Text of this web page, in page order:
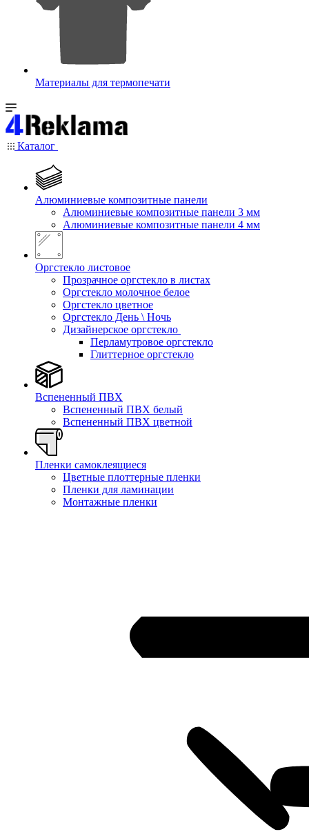
Материалы для термопечати
Каталог
Алюминиевые композитные панели
Алюминиевые композитные панели 3 мм
Алюминиевые композитные панели 4 мм
Оргстекло листовое
Прозрачное оргстекло в листах
Оргстекло молочное белое
Оргстекло цветное
Оргстекло День \ Ночь
Дизайнерское оргстекло
Перламутровое оргстекло
Глиттерное оргстекло
Вспененный ПВХ
Вспененный ПВХ белый
Вспененный ПВХ цветной
Пленки самоклеящиеся
Цветные плоттерные пленки
Пленки для ламинации
Монтажные пленки